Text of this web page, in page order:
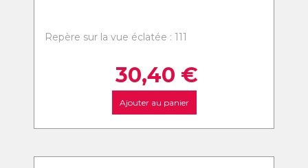
Repère sur la vue éclatée : 111
30,40 €
Ajouter au panier